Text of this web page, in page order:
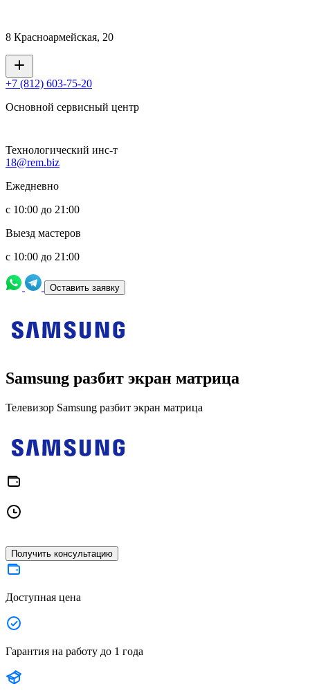
8 Красноармейская, 20
+7 (812) 603-75-20
Основной сервисный центр
Технологический инс-т
18@rem.biz
Ежедневно
с 10:00 до 21:00
Выезд мастеров
с 10:00 до 21:00
Оставить заявку
Samsung разбит экран матрица
Телевизор Samsung разбит экран матрица
Получить консультацию
Доступная цена
Гарантия на работу до 1 года